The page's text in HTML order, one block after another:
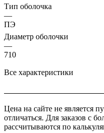
Тип оболочка
—
ПЭ
Диаметр оболочки
—
710
Все характеристики
Цена на сайте не является
отличаться. Для заказов с
рассчитываются по